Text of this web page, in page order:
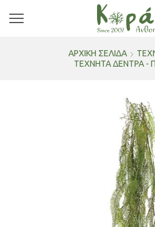
ΑΡΧΙΚΉ ΣΕΛΊΔΑ
ΤΕΧΝΗΤΆ ΔΈΝΤΡΑ -